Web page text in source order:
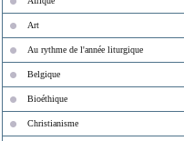
Art
Au rythme de l'année liturgique
Belgique
Bioéthique
Christianisme